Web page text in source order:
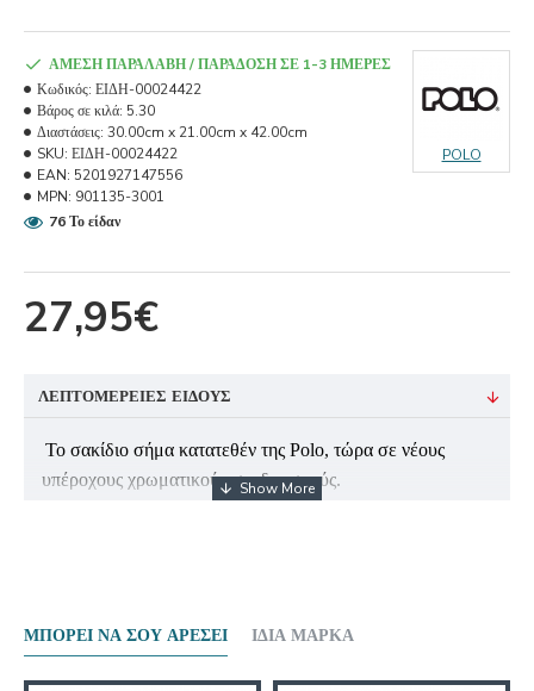
27,95€
ΆΜΕΣΗ ΠΑΡΑΛΑΒΉ / ΠΑΡΆΔΟΣΗ ΣΕ 1-3 ΗΜΈΡΕΣ
Κωδικός: ΕΙΔΗ-00024422
Βάρος σε κιλά: 5.30
Διαστάσεις: 30.00cm x 21.00cm x 42.00cm
SKU: ΕΙΔΗ-00024422
EAN: 5201927147556
MPN: 901135-3001
POLO
76 Το είδαν
ΛΕΠΤΟΜΈΡΕΙΕΣ ΕΊΔΟΥΣ
Το σακίδιο σήμα κατατεθέν της Polo, τώρα σε νέους
υπέροχους χρωματικούς συνδυασμούς.
Δεν συνίσταται η χρήση σε μαθητές Δημοτικού λόγω
της μη ολοκληρωμένης σκελετικής τους δομής και της
ΜΠΟΡΕΊ ΝΑ ΣΟΥ ΑΡΈΣΕΙ ΊΔΙΑ ΜΆΡΚΑ